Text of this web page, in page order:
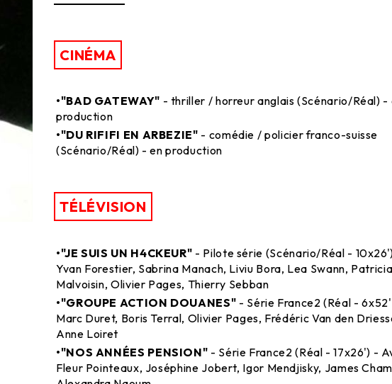
CINÉMA
•"BAD GATEWAY" - thriller / horreur anglais (Scénario/Réal) -
production
•"DU RIFIFI EN ARBEZIE" - comédie / policier franco-suisse
(Scénario/Réal) - en production
TÉLÉVISION
•"JE SUIS UN H4CKEUR" - Pilote série (Scénario/Réal -
Yvan Forestier, Sabrina Manach, Liviu Bora, Lea Swann, Patricia
Malvoisin, Olivier Pages, Thierry Sebban
•"GROUPE ACTION DOUANES" - Série France2 (Réal -
Marc Duret, Boris Terral, Olivier Pages, Frédéric Van den
Anne Loiret
•"NOS ANNÉES PENSION" - Série France2 (Réal - 17x26') -
Fleur Pointeaux, Joséphine Jobert, Igor Mendjisky, James